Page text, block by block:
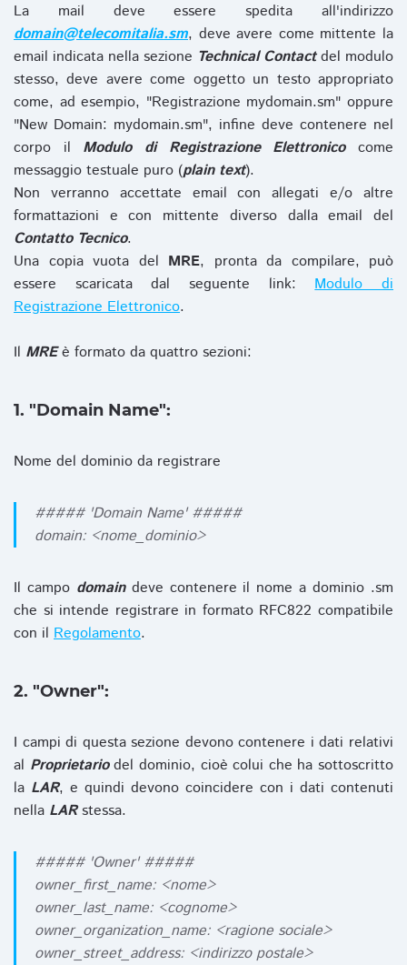
La mail deve essere spedita all'indirizzo
domain@telecomitalia.sm, deve avere come mittente la
email indicata nella sezione Technical Contactdel modulo
stesso, deve avere come oggetto un testo appropriato
come, ad esempio, "Registrazione mydomain.sm" oppure
"New Domain: mydomain.sm", infine deve contenere nel
corpo il Modulo di Registrazione Elettronicocome
messaggio testuale puro (plain text).
Non verranno accettate email con allegati e/o altre
formattazioni e con mittente diverso dalla email del
Contatto Tecnico.
Una copia vuota del MRE, pronta da compilare, può
essere scaricata dal seguente link:Modulo di
Registrazione Elettronico.
Il MREè formato da quattro sezioni:
1. "Domain Name":
Nome del dominio da registrare
##### 'Domain Name' #####
domain: <nome_dominio>
Il campo domaindeve contenere il nome a dominio .sm
che si intende registrare in formato RFC822 compatibile
con il Regolamento.
2. "Owner":
I campi di questa sezione devono contenere i dati relativi
al Proprietariodel dominio, cioè colui che ha sottoscritto
la LAR, e quindi devono coincidere con i dati contenuti
nella LARstessa.
##### 'Owner' #####
owner_first_name: <nome>
owner_last_name: <cognome>
owner_organization_name: <ragione sociale>
owner_street_address: <indirizzo postale>